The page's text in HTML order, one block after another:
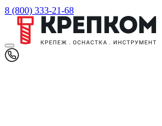
8 (800) 333-21-68